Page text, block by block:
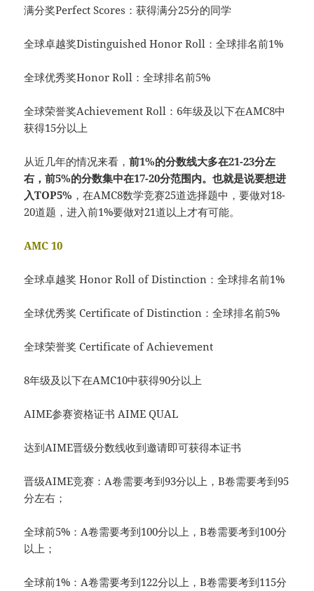
满分奖Perfect Scores：获得满分25分的同学
全球卓越奖Distinguished Honor Roll：全球排名前1%
全球优秀奖Honor Roll：全球排名前5%
全球荣誉奖Achievement Roll：6年级及以下在AMC8中
获得15分以上
从近几年的情况来看，前1%的分数线大多在21-23分左
右，前5%的分数集中在17-20分范围内。也就是说要想进
入TOP5% ，在AMC8数学竞赛25道选择题中，要做对18-
20道题，进入前1%要做对21道以上才有可能。
AMC 10
全球卓越奖 Honor Roll of Distinction：全球排名前1%
全球优秀奖 Certificate of Distinction：全球排名前5%
全球荣誉奖 Certificate of Achievement
8年级及以下在AMC10中获得90分以上
AIME参赛资格证书 AIME QUAL
达到AIME晋级分数线收到邀请即可获得本证书
晋级AIME竞赛：A卷需要考到93分以上，B卷需要考到95
分左右；
全球前5%：A卷需要考到100分以上，B卷需要考到100分
以上；
全球前1%：A卷需要考到122分以上，B卷需要考到115分